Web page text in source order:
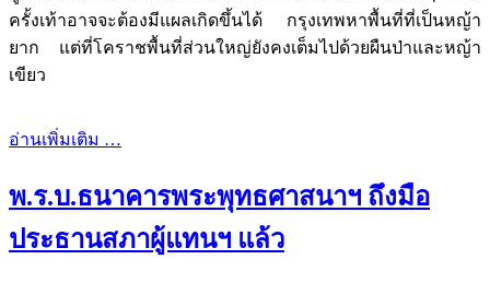
ครั้งเท้าอาจจะต้องมีแผลเกิดขึ้นได้ กรุงเทพหาพื้นที่ที่เป็นหญ้า
ยาก แต่ที่โคราชพื้นที่ส่วนใหญ่ยังคงเต็มไปด้วยผืนป่าและหญ้า
เขียว
อ่านเพิ่มเติม …
พ.ร.บ.ธนาคารพระพุทธศาสนาฯ ถึงมือ
ประธานสภาผู้แทนฯ แล้ว